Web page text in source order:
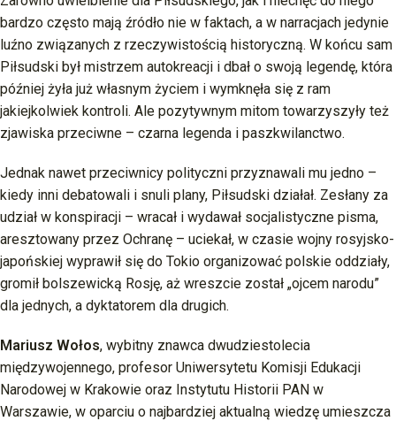
bardzo często mają źródło nie w faktach, a w narracjach jedynie
luźno związanych z rzeczywistością historyczną. W końcu sam
Piłsudski był mistrzem autokreacji i dbał o swoją legendę, która
później żyła już własnym życiem i wymknęła się z ram
jakiejkolwiek kontroli. Ale pozytywnym mitom towarzyszyły też
zjawiska przeciwne – czarna legenda i paszkwilanctwo.
Jednak nawet przeciwnicy polityczni przyznawali mu jedno –
kiedy inni debatowali i snuli plany, Piłsudski działał. Zesłany za
udział w konspiracji – wracał i wydawał socjalistyczne pisma,
aresztowany przez Ochranę – uciekał, w czasie wojny rosyjsko-
japońskiej wyprawił się do Tokio organizować polskie oddziały,
gromił bolszewicką Rosję, aż wreszcie został „ojcem narodu”
dla jednych, a dyktatorem dla drugich.
Mariusz Wołos, wybitny znawca dwudziestolecia
międzywojennego, profesor Uniwersytetu Komisji Edukacji
Narodowej w Krakowie oraz Instytutu Historii PAN w
Warszawie, w oparciu o najbardziej aktualną wiedzę umieszcza